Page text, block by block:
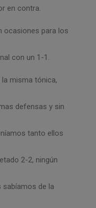
en contra.
ocasiones para los
con un 1-1.
la misma tónica,
defensas y sin
tanto ellos
2-2, ningún
sabíamos de la